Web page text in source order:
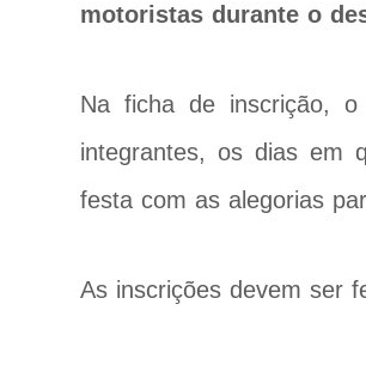
motoristas durante o
Na ficha de inscrição,
integrantes, os dias em
festa com as alegorias
As inscrições devem ser